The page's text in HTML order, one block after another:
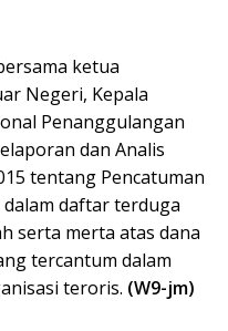
ketua
Negeri, Kepala
Penanggulangan
dan Analis
tentang Pencatuman
daftar terduga
serta merta atas dana
tercantum dalam
teroris. (W9-jm)